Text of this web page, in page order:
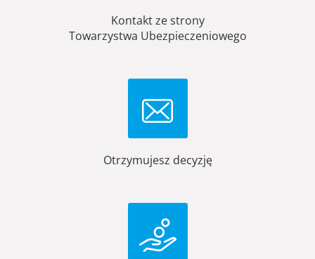
Kontakt ze strony
Towarzystwa Ubezpieczeniowego
Otrzymujesz decyzję